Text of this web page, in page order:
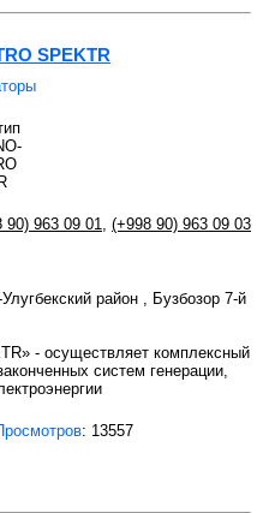
SPEKTR
90) 963 09 01
(+998 90) 963 09 03
район , Бузбозор 7-й
- осуществляет комплексный
систем генерации,
: 13557